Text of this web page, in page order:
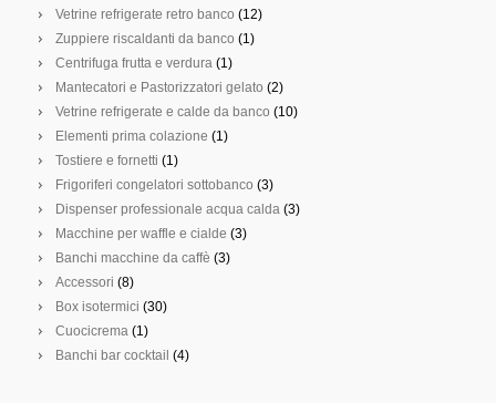
Macchine caffè
Macinacaffé
Frullatori
Granitori
Gruppi multipli bar
Piani e ponti riscaldati
Spremiagrumi
Tostiere rullanti
Vetrine refrigerate retro banco (12)
Zuppiere riscaldanti da banco (1)
Centrifuga frutta e verdura (1)
Mantecatori e Pastorizzatori gelato (2)
Vetrine refrigerate e calde da banco (10)
Elementi prima colazione (1)
Tostiere e fornetti (1)
Frigoriferi congelatori sottobanco (3)
Dispenser professionale acqua calda (3)
Macchine per waffle e cialde (3)
Banchi macchine da caffè (3)
Accessori (8)
Box isotermici (30)
Cuocicrema (1)
Banchi bar cocktail (4)